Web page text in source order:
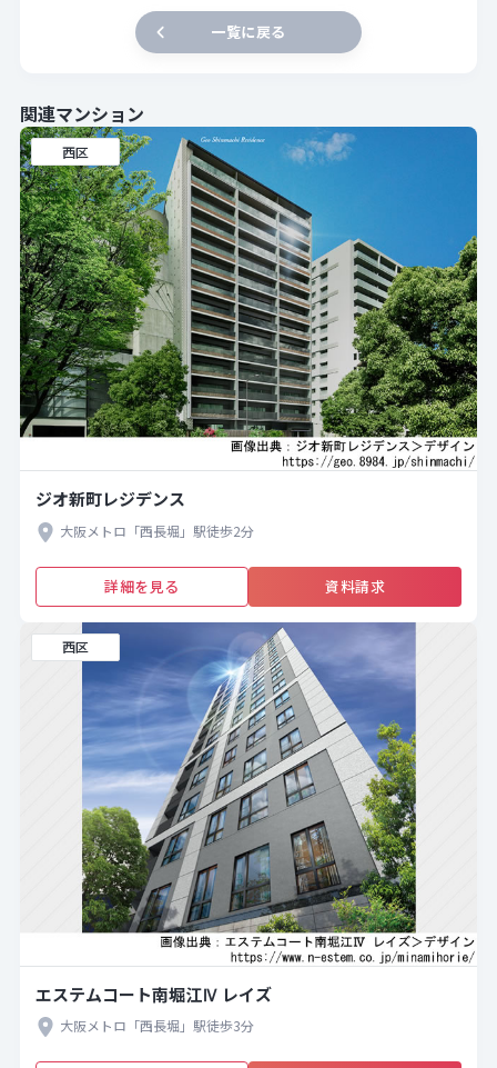
一覧に戻る
関連マンション
西区
ジオ新町レジデンス
大阪メトロ「西長堀」駅徒歩2分
詳細を見る 資料請求
西区
エステムコート南堀江Ⅳ レイズ
大阪メトロ「西長堀」駅徒歩3分